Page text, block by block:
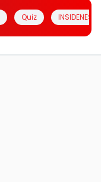
Quiz INSIDENESIA